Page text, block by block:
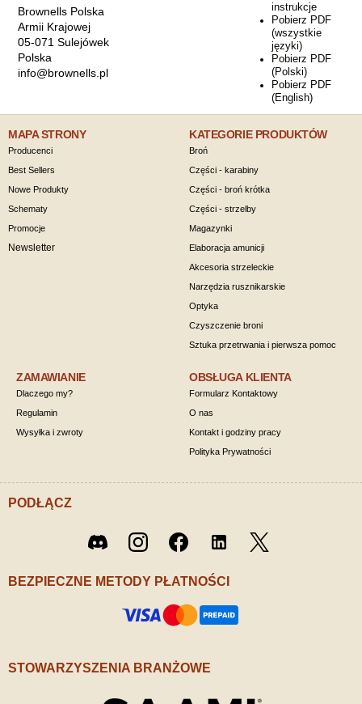
Brownells Polska
Armii Krajowej
05-071 Sulejówek
Polska
info@brownells.pl
instrukcje
Pobierz PDF
(wszystkie
języki)
Pobierz PDF
(Polski)
Pobierz PDF
(English)
MAPA STRONY
Producenci
Best Sellers
Nowe Produkty
Schematy
Promocje
Newsletter
KATEGORIE PRODUKTÓW
Broń
Części - karabiny
Części - broń krótka
Części - strzelby
Magazynki
Elaboracja amunicji
Akcesoria strzeleckie
Narzędzia rusznikarskie
Optyka
Czyszczenie broni
Sztuka przetrwania i pierwsza pomoc
ZAMAWIANIE
Dlaczego my?
Regulamin
Wysyłka i zwroty
OBSŁUGA KLIENTA
Formularz Kontaktowy
O nas
Kontakt i godziny pracy
Polityka Prywatności
PODŁĄCZ
Discord Instagram Facebook LinkedIn
BEZPIECZNE METODY PŁATNOŚCI
STOWARZYSZENIA BRANŻOWE